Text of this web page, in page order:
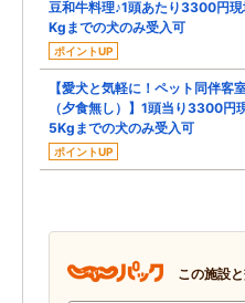
豆和牛料理♪1頭あたり3300円
Kgまでの犬のみ受入可
ポイントUP
【愛犬と気軽に！ペット同伴
（夕食無し）】1頭当り3300円
5Kgまでの犬のみ受入可
ポイントUP
この施設